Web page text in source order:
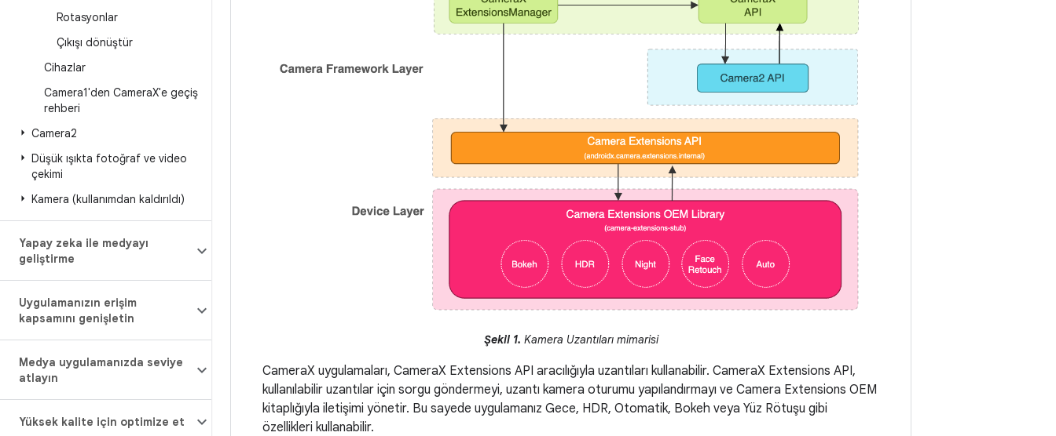
Rotasyonlar
Çıkışı dönüştür
Cihazlar
Camera1'den CameraX'e geçiş
rehberi
Camera2
Düşük ışıkta fotoğraf ve video
çekimi
Kamera (kullanımdan kaldırıldı)
Yapay zeka ile medyayı
geliştirme
Uygulamanızın erişim
kapsamını genişletin
Medya uygulamanızda seviye
atlayın
Yüksek kalite için optimize et
Şekil 1. Kamera Uzantıları mimarisi
CameraX uygulamaları, CameraX Extensions API aracılığıyla uzantıları kullanabilir. CameraX Extensions API,
kullanılabilir uzantılar için sorgu göndermeyi, uzantı kamera oturumu yapılandırmayı ve Camera Extensions OEM
kitaplığıyla iletişimi yönetir. Bu sayede uygulamanız Gece, HDR, Otomatik, Bokeh veya Yüz Rötuşu gibi
özellikleri kullanabilir.